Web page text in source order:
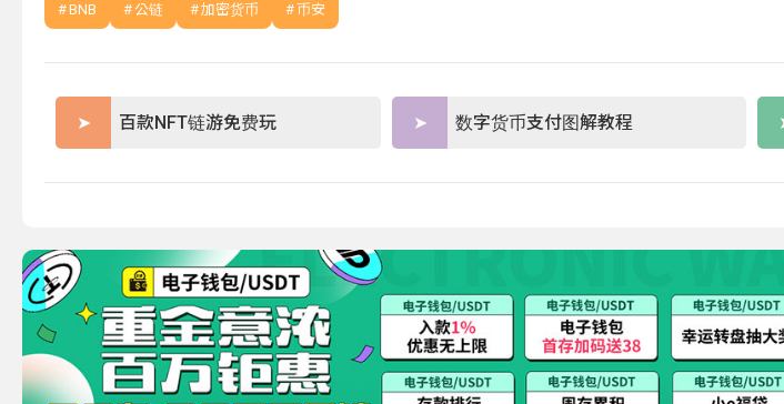
BNB 公链 加密货币 币安
百款NFT链游免费玩 数字货币支付图解教程